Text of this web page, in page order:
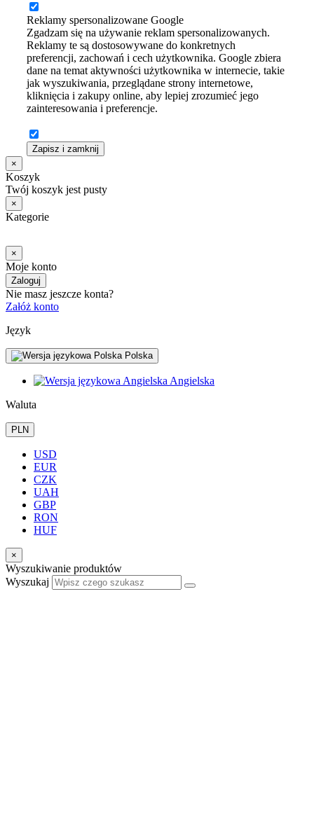
Reklamy spersonalizowane Google
Zgadzam się na używanie reklam spersonalizowanych.
Reklamy te są dostosowywane do konkretnych
preferencji, zachowań i cech użytkownika. Google zbiera
dane na temat aktywności użytkownika w internecie, takie
jak wyszukiwania, przeglądane strony internetowe,
kliknięcia i zakupy online, aby lepiej zrozumieć jego
zainteresowania i preferencje.
Zapisz i zamknij
×
Koszyk
Twój koszyk jest pusty
×
Kategorie
×
Moje konto
Zaloguj
Nie masz jeszcze konta?
Załóż konto
Język
Polska
Angielska
Waluta
PLN
USD
EUR
CZK
UAH
GBP
RON
HUF
×
Wyszukiwanie produktów
Wyszukaj